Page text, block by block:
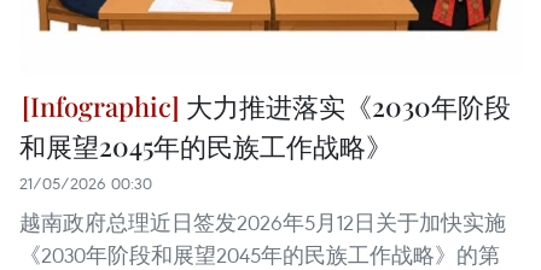
大力推进落实《2030年阶段
和展望2045年的民族工作战略》
21/05/2026 00:30
越南政府总理近日签发2026年5月12日关于加快实施
《2030年阶段和展望2045年的民族工作战略》的第